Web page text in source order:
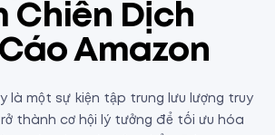
Chiến Dịch
Amazon
là một sự kiện tập trung lưu lượng truy
thành cơ hội lý tưởng để tối ưu hóa